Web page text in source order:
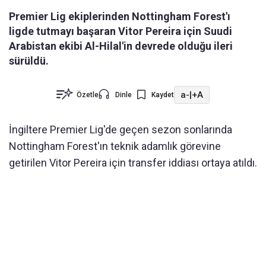
Premier Lig ekiplerinden Nottingham Forest'ı
ligde tutmayı başaran Vitor Pereira için Suudi
Arabistan ekibi Al-Hilal'in devrede olduğu ileri
sürüldü.
Özetle Dinle Kaydet a-|+A
İngiltere Premier Lig'de geçen sezon sonlarında
Nottingham Forest'ın teknik adamlık görevine
getirilen Vitor Pereira için transfer iddiası ortaya atıldı.